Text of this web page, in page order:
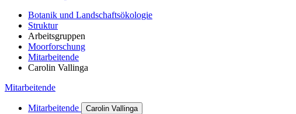
Botanik und Landschaftsökologie
Struktur
Arbeitsgruppen
Moorforschung
Mitarbeitende
Carolin Vallinga
Mitarbeitende
Mitarbeitende Carolin Vallinga